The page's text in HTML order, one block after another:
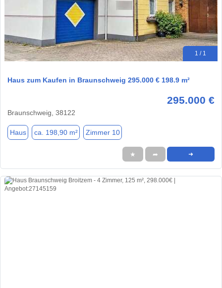
1 / 1
Haus zum Kaufen in Braunschweig 295.000 € 198.9 m²
295.000 €
Braunschweig, 38122
Haus ca. 198,90 m² Zimmer 10
★ ➦ ➜